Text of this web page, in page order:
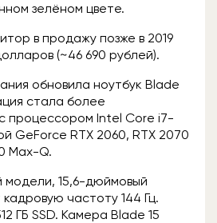
зелёном цвете.
в продажу позже в 2019
(~46 690 рублей).
обновила ноутбук Blade
стала более
процессором Intel Core i7-
GeForce RTX 2060, RTX 2070
Max-Q.
модели, 15,6-дюймовый
частоту 144 Гц.
ГБ SSD. Камера Blade 15